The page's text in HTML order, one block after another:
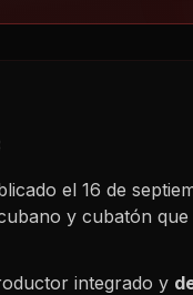
el 16 de
y cubatón
integrado y